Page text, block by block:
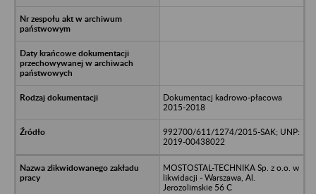
Dokumentacj kadrowo-płacowa
2015-2018
992700/611/1274/2015-SAK; UNP:
2019-00438022
MOSTOSTAL-TECHNIKA Sp. z o.o. w
likwidacji - Warszawa, Al.
Jerozolimskie 56 C